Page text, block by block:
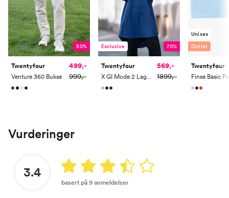
50%
Twentyfour
Venture 360 Bukse
499,-
999,-
Exclusive 70%
Twentyfour
569,-
1899,-
Unisex
Outlet
Twentyfour
Vurderinger
3.4
basert på 9 anmeldelser